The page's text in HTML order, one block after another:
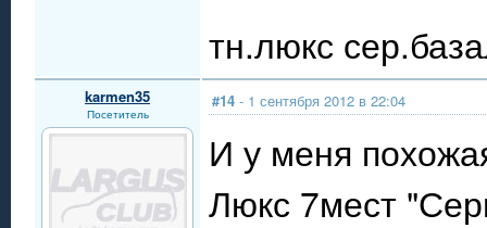
тн.люкс
karmen35
Посетитель
#14 - 1 сентября 2012 в 22:04
И у меня
Люкс 7мест